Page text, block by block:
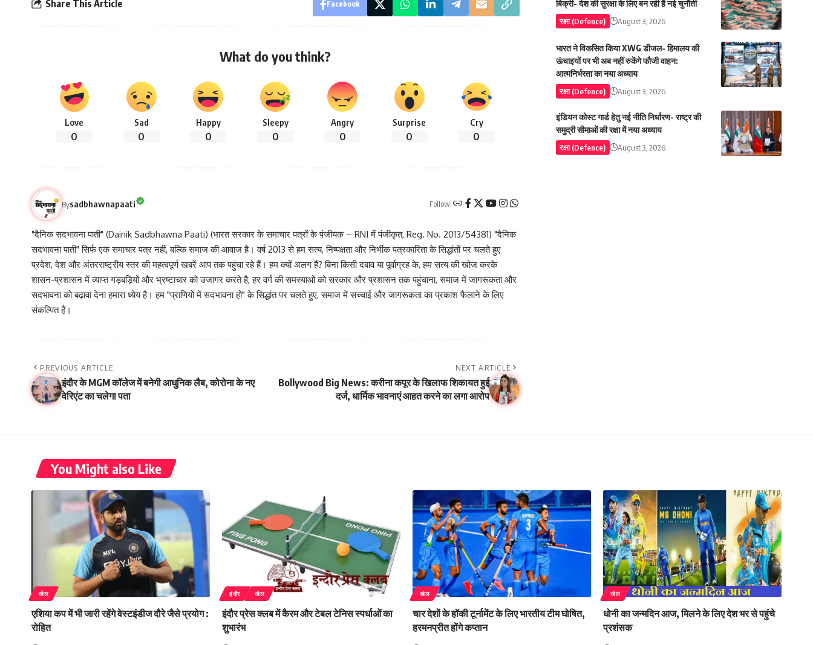
Share This Article Facebook
What do you think?
Love
0
Sad
0
Happy
0
Sleepy
0
Angry
0
Surprise
0
Cry
0
Bysadbhawnapaati Follow:
"दैनिक सदभावना पाती" (Dainik Sadbhawna Paati) (भारत सरकार के समाचार पत्रों के पंजीयक – RNI में पंजीकृत, Reg. No. 2013/54381) "दैनिक
सदभावना पाती" सिर्फ एक समाचार पत्र नहीं, बल्कि समाज की आवाज है। वर्ष 2013 से हम सत्य, निष्पक्षता और निर्भीक पत्रकारिता के सिद्धांतों पर चलते हुए
प्रदेश, देश और अंतरराष्ट्रीय स्तर की महत्वपूर्ण खबरें आप तक पहुंचा रहे हैं। हम क्यों अलग हैं? बिना किसी दबाव या पूर्वाग्रह के, हम सत्य की खोज करके
शासन-प्रशासन में व्याप्त गड़बड़ियों और भ्रष्टाचार को उजागर करते है, हर वर्ग की समस्याओं को सरकार और प्रशासन तक पहुंचाना, समाज में जागरूकता और
सदभावना को बढ़ावा देना हमारा ध्येय है। हम "प्राणियों में सदभावना हो" के सिद्धांत पर चलते हुए, समाज में सच्चाई और जागरूकता का प्रकाश फैलाने के लिए
संकल्पित हैं।
PREVIOUS ARTICLE
इंदौर के MGM कॉलेज में बनेगी आधुनिक लैब, कोरोना के नए
वेरिएंट का चलेगा पता
NEXT ARTICLE
Bollywood Big News: करीना कपूर के खिलाफ शिकायत हुई
दर्ज, धार्मिक भावनाएं आहत करने का लगा आरोप
बिक्री- देश की सुरक्षा के लिए बन रही है नई चुनौती
रक्षा (Defence) August 3, 2026
भारत ने विकसित किया XWG डीजल- हिमालय की
ऊंचाइयों पर भी अब नहीं रुकेंगे फौजी वाहन:
आत्मनिर्भरता का नया अध्याय
रक्षा (Defence) August 3, 2026
इंडियन कोस्ट गार्ड हेतु नई नीति निर्धारण- राष्ट्र की
समुद्री सीमाओं की रक्षा में नया अध्याय
रक्षा (Defence) August 3, 2026
You Might also Like
खेल
एशिया कप में भी जारी रहेंगे वेस्टइंडीज दौरे जैसे प्रयोग :
रोहित
इंदौर खेल
इंदौर प्रेस क्लब में कैरम और टेबल टेनिस स्पर्धाओं का
शुभारंभ
खेल
चार देशों के हॉकी टूर्नामेंट के लिए भारतीय टीम घोषित,
हरमनप्रीत होंगे कप्तान
खेल
धोनी का जन्मदिन आज, मिलने के लिए देश भर से पहुंचे
प्रशंसक